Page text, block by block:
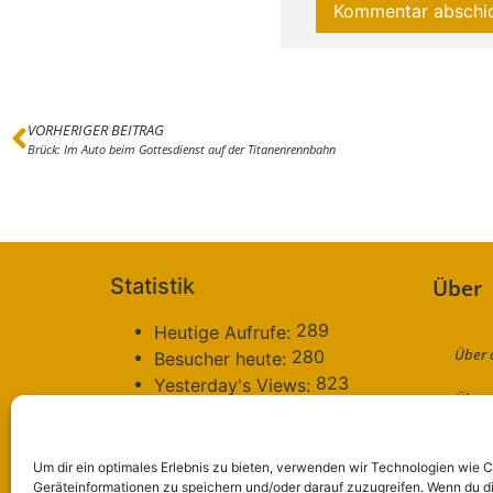
Um dir ein optimales Erlebnis zu bieten, verwenden wir Technologien wie
Geräteinformationen zu speichern und/oder darauf zuzugreifen. Wenn du
VORHERIGER BEITRAG
Brück: Im Auto beim Gottesdienst auf der Titanenrennbahn
Statistik
Heutige Aufrufe: 289
Besucher heute: 280
Yesterday's Views: 823
Besucher gesamt:2.872.917
Über
Über
Über